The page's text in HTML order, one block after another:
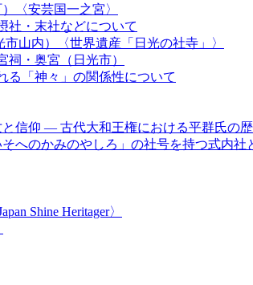
〈安芸国一之宮〉
社・末社などについて
山内）〈世界遺産「日光の社寺」〉
祠・奥宮（日光市）
る「神々」の関係性について
信仰 ― 古代大和王権における平群氏の
そへのかみのやしろ」の社号を持つ式内社
Shine Heritager​〉